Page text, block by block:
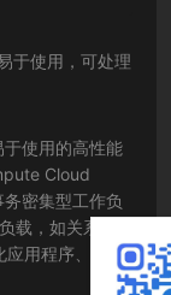
于使用，可处理
使用的高性能
Cloud
密集型工作负
载，如关系数
应用程序、大数